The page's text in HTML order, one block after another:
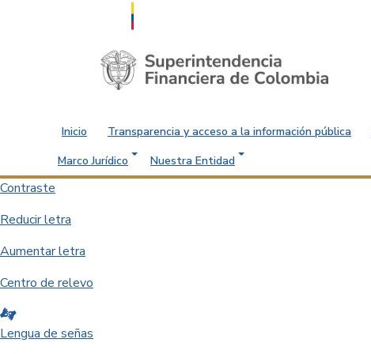
Saltar al contenido principal
Inicio Transparencia y acceso a la información pública
Marco Jurídico
Nuestra Entidad
Contraste
Reducir letra
Aumentar letra
Centro de relevo
Lengua de señas